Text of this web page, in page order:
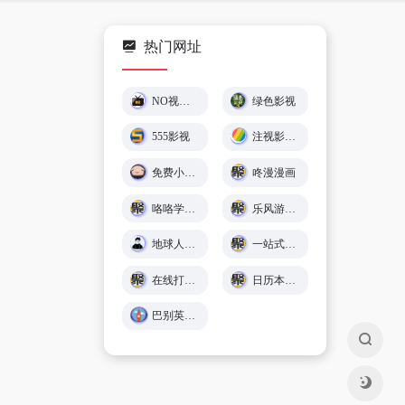
热门网址
绿色影视
555影视 注视影视 - 免费在线观影
免费小游戏在线玩 🕹️ 小猪秒玩 咚漫漫画
地球人导航 - 探索全网优质免费资源 一站式在线工具服务平台 - 工具派
巴别英语 - 英语听力练习,看美剧学英语